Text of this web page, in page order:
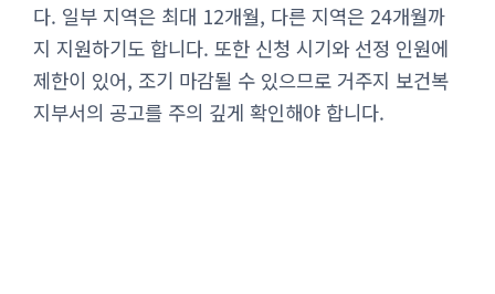
다. 일부 지역은 최대 12개월, 다른 지역은 24개월까
지 지원하기도 합니다. 또한 신청 시기와 선정 인원에
제한이 있어, 조기 마감될 수 있으므로 거주지 보건복
지부서의 공고를 주의 깊게 확인해야 합니다.